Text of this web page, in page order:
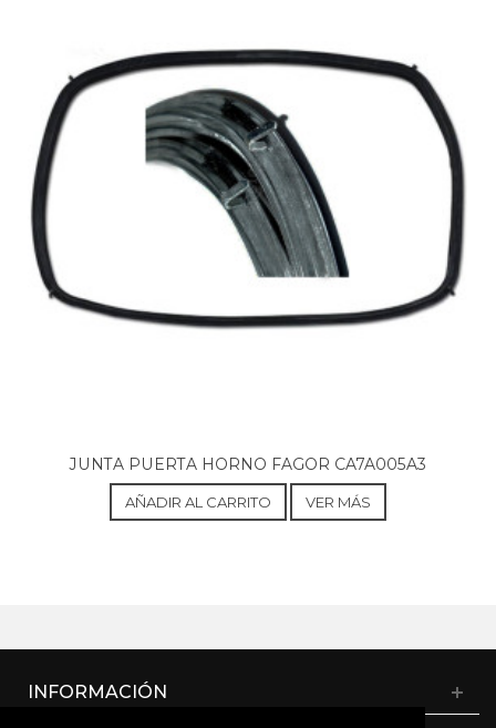
JUNTA PUERTA HORNO FAGOR CA7A005A3
AÑADIR AL CARRITO VER MÁS
INFORMACIÓN